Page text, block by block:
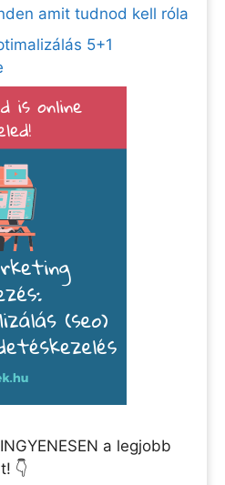
amit tudnod kell róla
5+1
a legjobb
👇